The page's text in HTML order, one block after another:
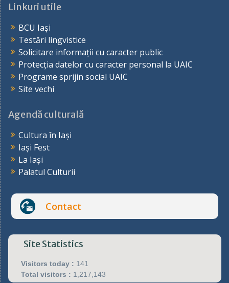
Linkuri utile
BCU Iași
Testări lingvistice
Solicitare informații cu caracter public
Protecția datelor cu caracter personal la UAIC
Programe sprijin social UAIC
Site vechi
Agendă culturală
Cultura în Iași
Iași Fest
La Iași
Palatul Culturii
Contact
Site Statistics
Visitors today : 141
Total visitors : 1,217,143